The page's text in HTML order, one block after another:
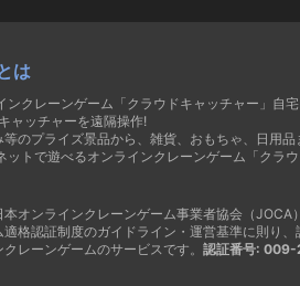
は
ンクレーンゲーム「クラウドキャッチャー」自
ャッチャーを遠隔操作!
のプライズ景品から、雑貨、おもちゃ、日用品
ットで遊べるオンラインクレーンゲーム「クラ
本オンラインクレーンゲーム事業者協会（JOCA
格認証制度のガイドライン・運営基準に則り、
レーンゲームのサービスです。 認証番号: